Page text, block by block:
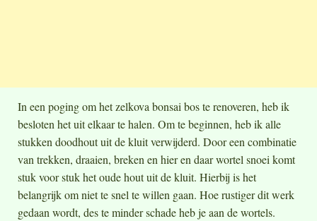
In een poging om het zelkova bonsai bos te renoveren, heb ik
besloten het uit elkaar te halen. Om te beginnen, heb ik alle
stukken doodhout uit de kluit verwijderd. Door een combinatie
van trekken, draaien, breken en hier en daar wortel snoei komt
stuk voor stuk het oude hout uit de kluit. Hierbij is het
belangrijk om niet te snel te willen gaan. Hoe rustiger dit werk
gedaan wordt, des te minder schade heb je aan de wortels.